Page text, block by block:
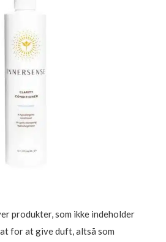
produkter, som ikke indeholder
for at give duft, altså som